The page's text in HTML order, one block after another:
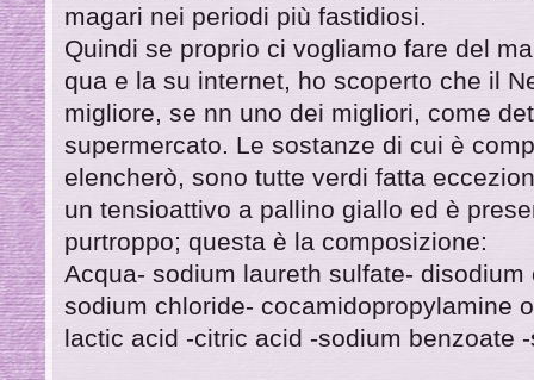
magari nei periodi più fastidiosi.
Quindi se proprio ci vogliamo fare del
qua e la su internet, ho scoperto che il
migliore, se nn uno dei migliori, come
supermercato. Le sostanze di cui è
elencherò, sono tutte verdi fatta
un tensioattivo a pallino giallo ed è
purtroppo; questa è la composizione:
Acqua- sodium laureth sulfate-
sodium chloride- cocamidopropylamine
lactic acid -citric acid -sodium benzoate